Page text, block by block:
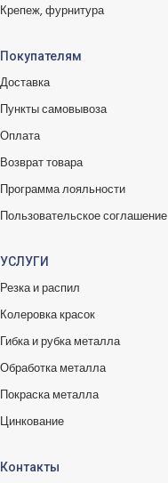
Крепеж, фурнитура
Покупателям
Доставка
Пункты самовывоза
Оплата
Возврат товара
Программа лояльности
Пользовательское соглашение
УСЛУГИ
Резка и распил
Колеровка красок
Гибка и рубка металла
Обработка металла
Покраска металла
Цинкование
Контакты